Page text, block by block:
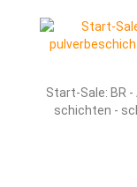
Start-​​Sale: BR
schich­ten -